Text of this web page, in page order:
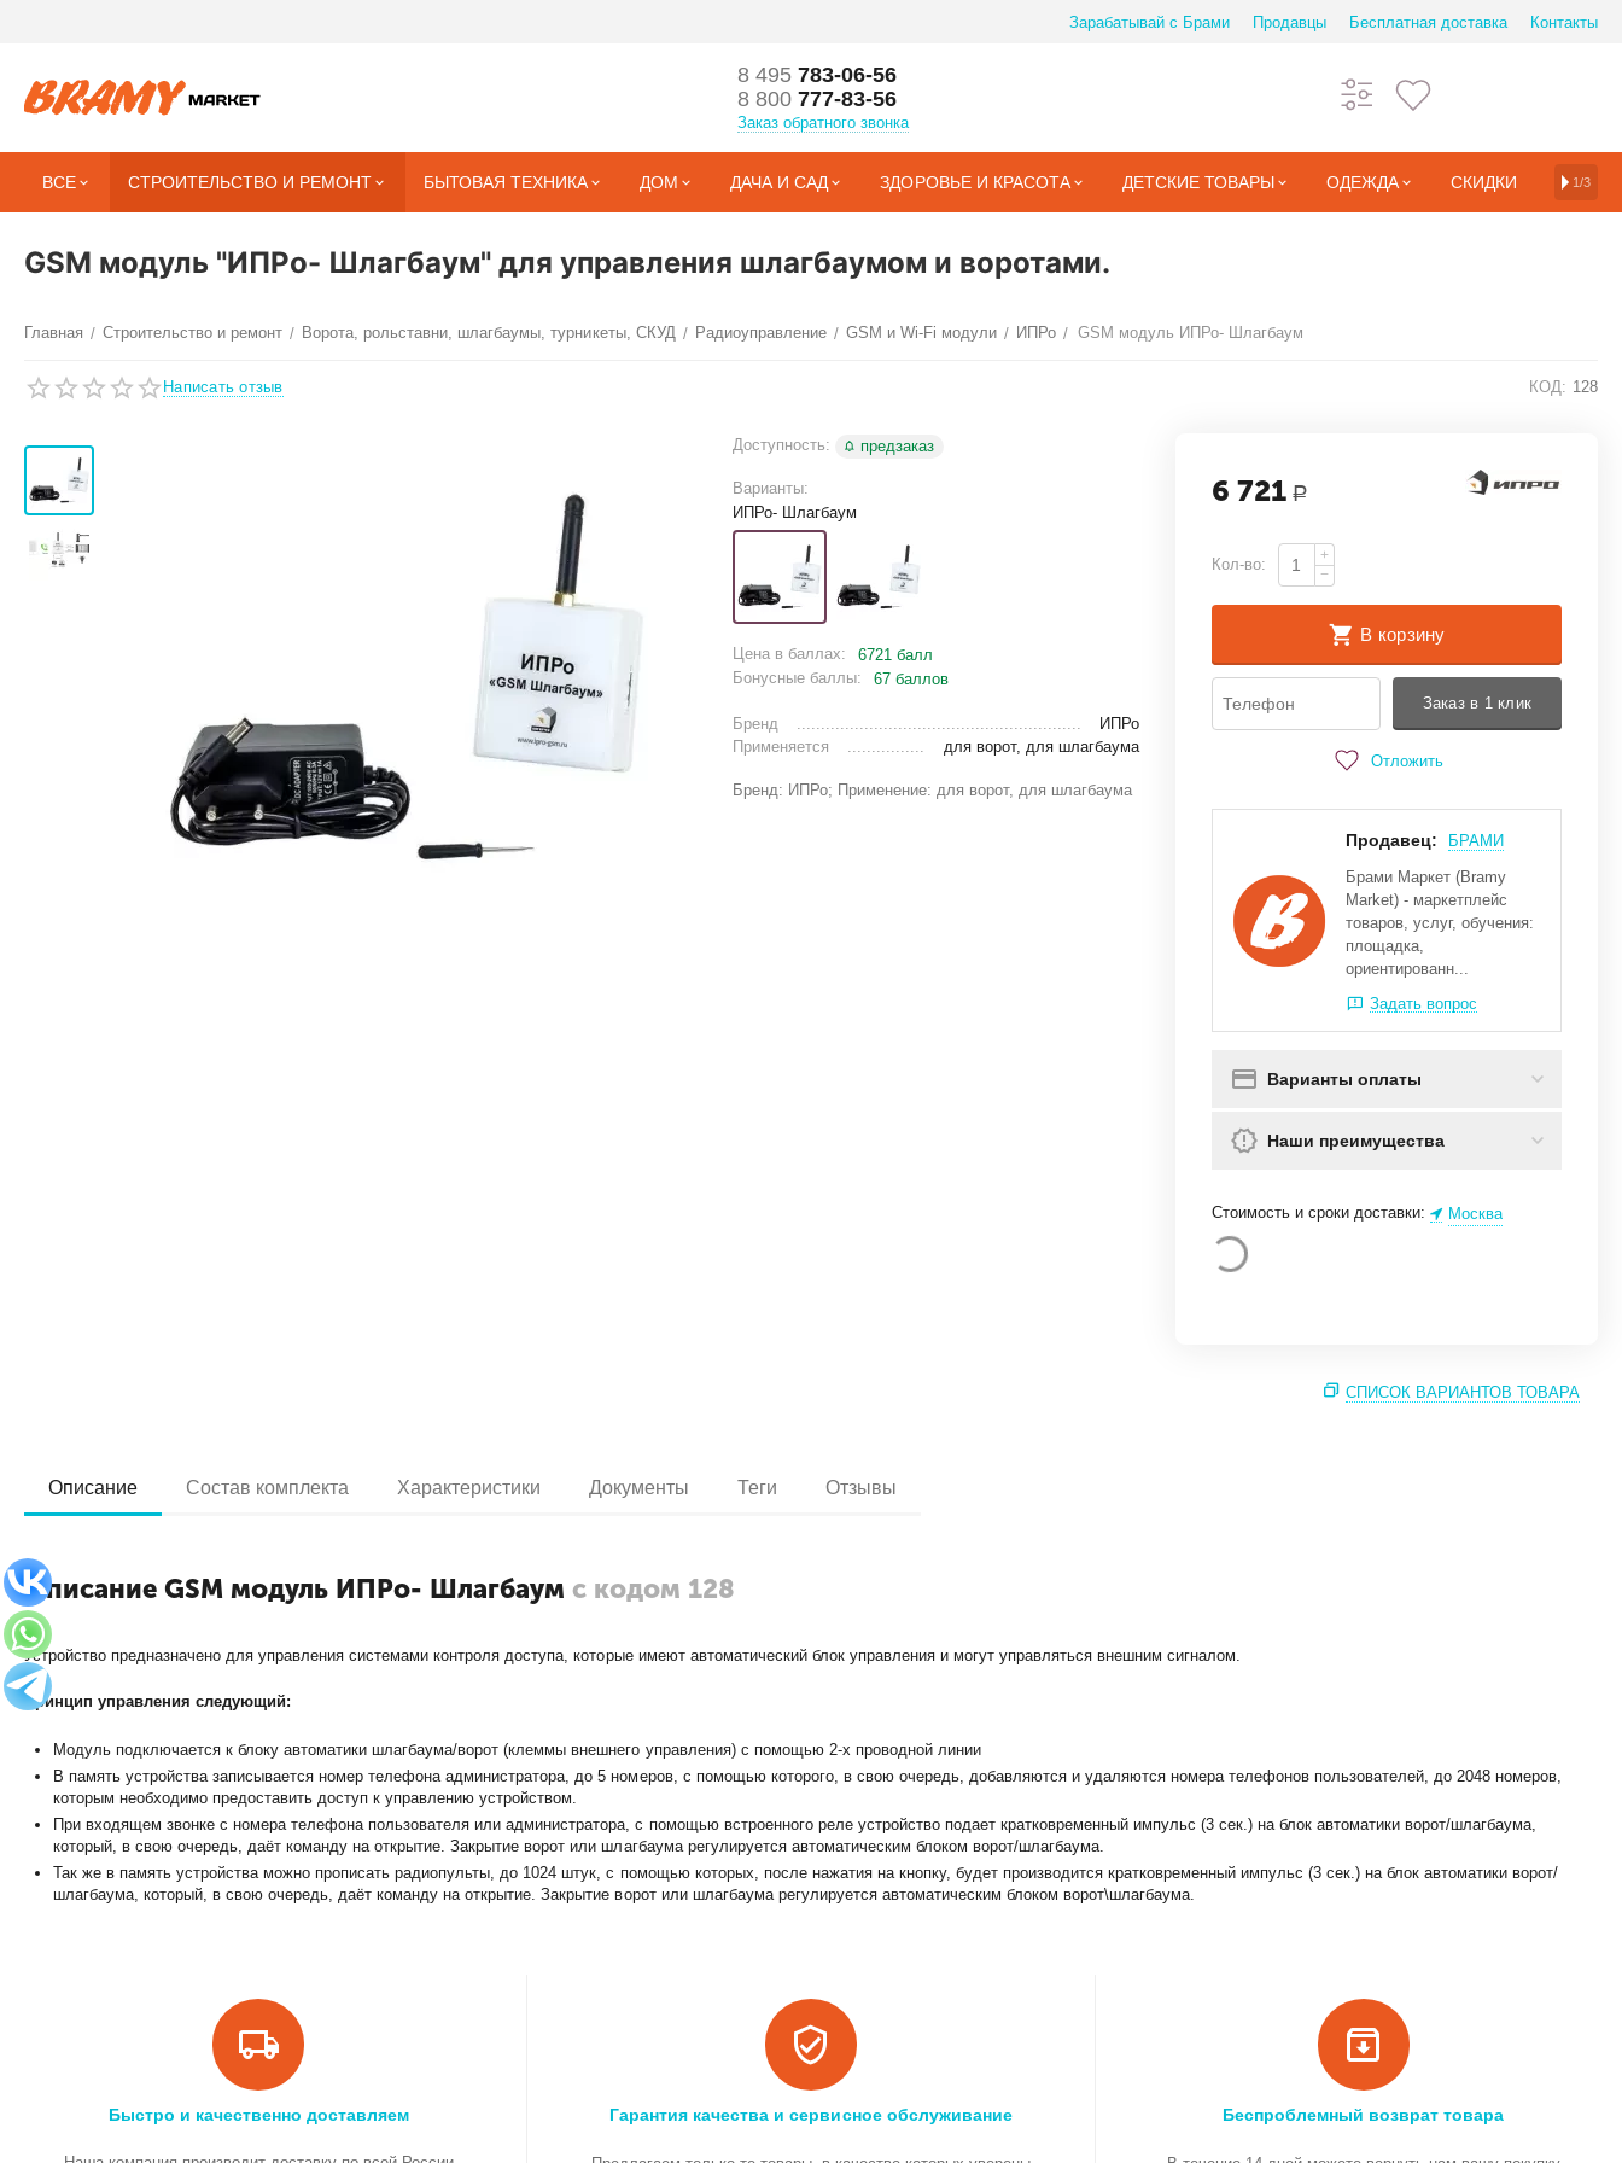
Зарабатывай с Брами Продавцы Бесплатная доставка Контакты
8 495783-06-56
8 800777-83-56
Заказ обратного звонка
ВСЕ СТРОИТЕЛЬСТВО И РЕМОНТ БЫТОВАЯ ТЕХНИКА ДОМ ДАЧА И САД ЗДОРОВЬЕ И КРАСОТА ДЕТСКИЕ ТОВАРЫ ОДЕЖДА СКИДКИ 1/3
GSM модуль "ИПРо- Шлагбаум" для управления шлагбаумом и воротами.
Главная / Строительство и ремонт / Ворота, рольставни, шлагбаумы, турникеты, СКУД / Радиоуправление / GSM и Wi-Fi модули / ИПРо / GSM модуль ИПРо- Шлагбаум
Написать отзыв КОД: 128
Доступность: предзаказ
Варианты:
ИПРо- Шлагбаум
Цена в баллах:
6721 балл
Бонусные баллы:
67 баллов
Бренд
ИПРо
Применяется
для ворот, для шлагбаума
Бренд: ИПРо; Применение: для ворот, для шлагбаума
6 721 Р
Кол-во:
+
−
В корзину
Заказ в 1 клик
Отложить
Продавец:
БРАМИ
Брами Маркет (Bramy
Market) - маркетплейс
товаров, услуг, обучения:
площадка,
ориентированн...
Задать вопрос
Варианты оплаты
Наши преимущества
Стоимость и сроки доставки: Москва
СПИСОК ВАРИАНТОВ ТОВАРА
Описание Состав комплекта Характеристики Документы Теги Отзывы
Описание GSM модуль ИПРо- Шлагбаум с кодом 128
Устройство предназначено для управления системами контроля доступа, которые имеют автоматический блок управления и могут управляться внешним сигналом.
Принцип управления следующий:
Модуль подключается к блоку автоматики шлагбаума/ворот (клеммы внешнего управления) с помощью 2-х проводной линии
В память устройства записывается номер телефона администратора, до 5 номеров, с помощью которого, в свою очередь, добавляются и удаляются номера телефонов пользователей, до 2048 номеров,
которым необходимо предоставить доступ к управлению устройством.
При входящем звонке с номера телефона пользователя или администратора, с помощью встроенного реле устройство подает кратковременный импульс (3 сек.) на блок автоматики ворот/шлагбаума,
который, в свою очередь, даёт команду на открытие. Закрытие ворот или шлагбаума регулируется автоматическим блоком ворот/шлагбаума.
Так же в память устройства можно прописать радиопульты, до 1024 штук, с помощью которых, после нажатия на кнопку, будет производится кратковременный импульс (3 сек.) на блок автоматики ворот/
шлагбаума, который, в свою очередь, даёт команду на открытие. Закрытие ворот или шлагбаума регулируется автоматическим блоком ворот\шлагбаума.
Быстро и качественно доставляем Гарантия качества и сервисное обслуживание Беспроблемный возврат товара